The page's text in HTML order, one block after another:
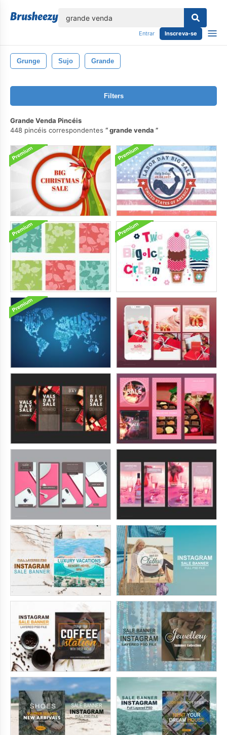
Entrar Inscreva-se
Grunge Sujo Grande
Filters
Grande Venda Pincéis
448 pincéis correspondentes
grande venda